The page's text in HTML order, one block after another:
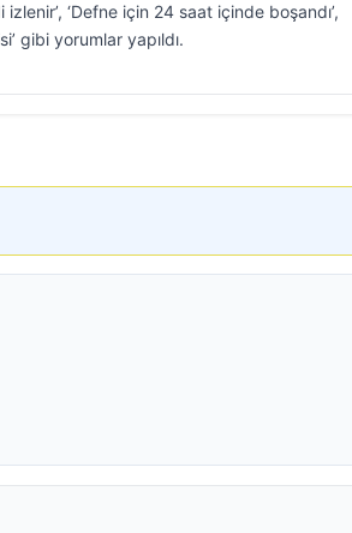
‘Defne için 24 saat içinde boşandı’,
gibi yorumlar yapıldı.